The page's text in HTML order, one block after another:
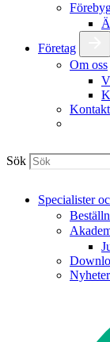
Företag
Om oss
Kontakt
Sök
Specialister